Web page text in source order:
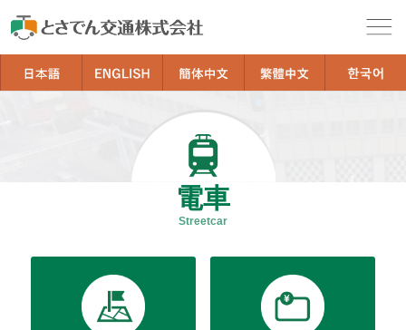
電車
Streetcar